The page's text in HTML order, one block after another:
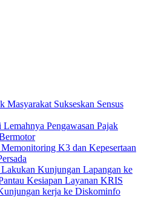
Sukseskan Sensus
Pengawasan Pajak
K3 dan Kepesertaan
Kunjungan Lapangan ke
Kesiapan Layanan KRIS
kerja ke Diskominfo